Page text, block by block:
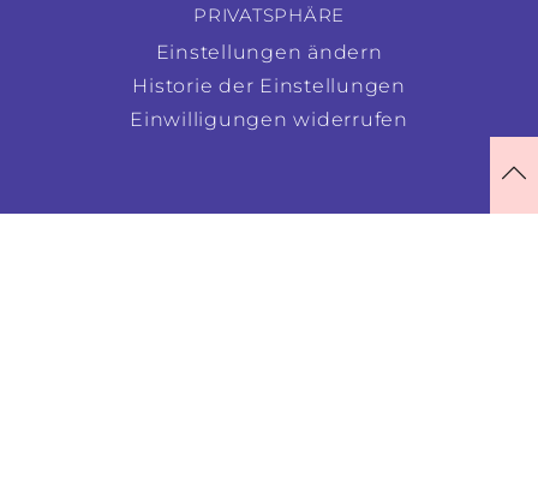
PRIVATSPHÄRE
Einstellungen ändern
Historie der Einstellungen
Einwilligungen widerrufen